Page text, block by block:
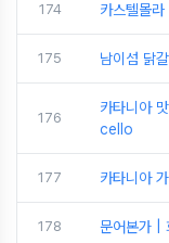
174 카스텔몰
175 남이섬 닭
176
카타니아
cello
177 카타니아
178 문어본가 |